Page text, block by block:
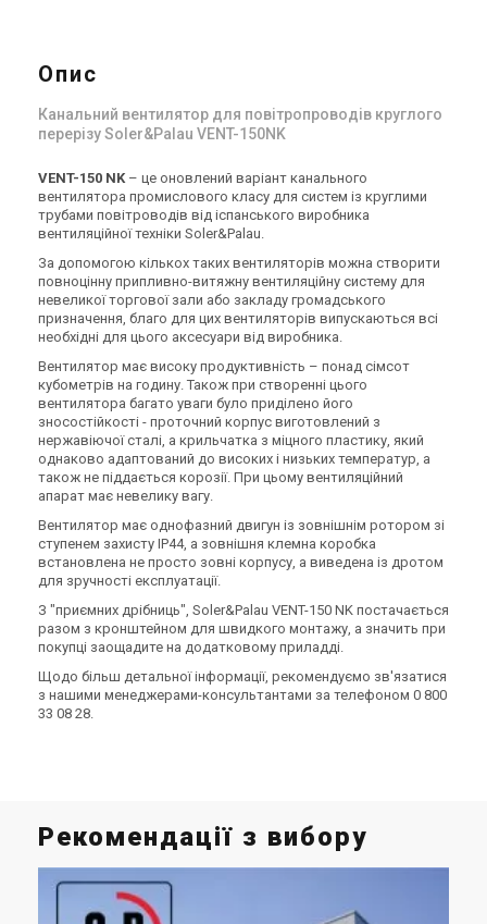
Ціна за запитом
Купити
Іспанія
Канальний вентилятор
Soler&Palau VENT-125NK
8 062 грн
Купити
Іспанія
Канальний вентилятор
Soler&Palau VENT-125 B
Ціна за запитом
Купити
В наявності (1)
Іспанія
Soler&Palau VENT-100NK
Ціна
Купити
Знятий з виробництва
Залишити відгук
Канальний вентилятор
Ціна
Купити
Іспанія
Канальний вентилятор
Soler&Palau VENT-400 N
Іспанія
Soler&Palau VENT-355 N
Опис
Канальний вентилятор для повітропроводів круглого
перерізу Soler&Palau VENT-150NK
VENT-150 NK– це оновлений варіант канального
вентилятора промислового класу для систем із круглими
трубами повітроводів від іспанського виробника
вентиляційної техніки Soler&Palau.
За допомогою кількох таких вентиляторів можна створити
повноцінну припливно-витяжну вентиляційну систему для
невеликої торгової зали або закладу громадського
призначення, благо для цих вентиляторів випускаються всі
необхідні для цього аксесуари від виробника.
Вентилятор має високу продуктивність – понад сімсот
кубометрів на годину. Також при створенні цього
вентилятора багато уваги було приділено його
зносостійкості - проточний корпус виготовлений з
нержавіючої сталі, а крильчатка з міцного пластику, який
однаково адаптований до високих і низьких температур, а
також не піддається корозії. При цьому вентиляційний
апарат має невелику вагу.
Вентилятор має однофазний двигун із зовнішнім ротором зі
ступенем захисту IP44, а зовнішня клемна коробка
встановлена ​​не просто зовні корпусу, а виведена із дротом
для зручності експлуатації.
З "приємних дрібниць", Soler&Palau VENT-150 NK постачається
разом з кронштейном для швидкого монтажу, а значить при
покупці заощадите на додатковому приладді.
Щодо більш детальної інформації, рекомендуємо зв'язатися
з нашими менеджерами-консультантами за телефоном 0 800
33 08 28.
Рекомендації з вибору